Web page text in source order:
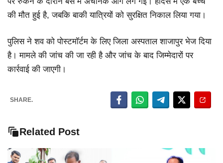
की मौत हुई है, जबकि बाकी यात्रियों को सुरक्षित निकाल लिया गया।
पुलिस ने शव को पोस्टमॉर्टम के लिए जिला अस्पताल शाजापुर भेज दिया
है। मामले की जांच की जा रही है और जांच के बाद जिम्मेदारों पर
कार्रवाई की जाएगी।
SHARE.
Related Post